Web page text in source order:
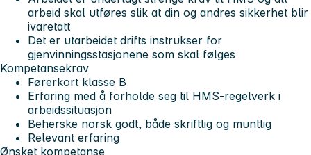
arbeid skal utføres slik at din og andres sikkerhet blir
ivaretatt
Det er utarbeidet drifts instrukser for
gjenvinningsstasjonene som skal følges
Kompetansekrav
Førerkort klasse B
Erfaring med å forholde seg til HMS-regelverk i
arbeidssituasjon
Beherske norsk godt, både skriftlig og muntlig
Relevant erfaring
Ønsket kompetanse